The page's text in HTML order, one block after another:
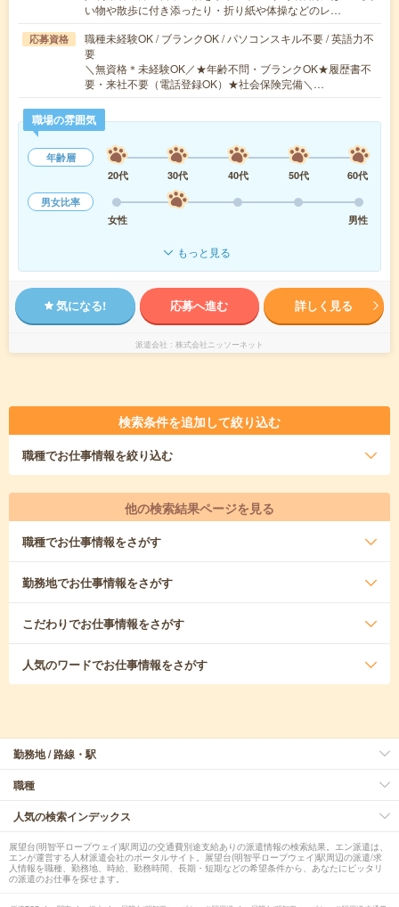
い物や散歩に付き添ったり・折り紙や体操などのレ…
応募資格
職種未経験OK / ブランクOK / パソコンスキル不要 / 英語力不
要
＼無資格＊未経験OK／★年齢不問・ブランクOK★履歴書不
要・来社不要（電話登録OK）★社会保険完備＼…
職場の雰囲気
年齢層
20代
30代 40代 50代
60代
男女比率
女性
男性
もっと見る
気になる! 応募へ進む 詳しく見る
派遣会社 株式会社ニッソーネット
検索条件を追加して絞り込む
職種でお仕事情報を絞り込む
他の検索結果ページを見る
職種でお仕事情報をさがす
勤務地でお仕事情報をさがす
こだわりでお仕事情報をさがす
人気のワードでお仕事情報をさがす
勤務地 / 路線・駅
職種
人気の検索インデックス
展望台(明智平ロープウェイ)駅周辺の交通費別途支給ありの派遣情報の検索結果。エン派遣は、
エンが運営する人材派遣会社のポータルサイト。展望台(明智平ロープウェイ)駅周辺の派遣/求
人情報を職種、勤務地、時給、勤務時間、長期・短期などの希望条件から、あなたにピッタリ
の派遣のお仕事を探せます。